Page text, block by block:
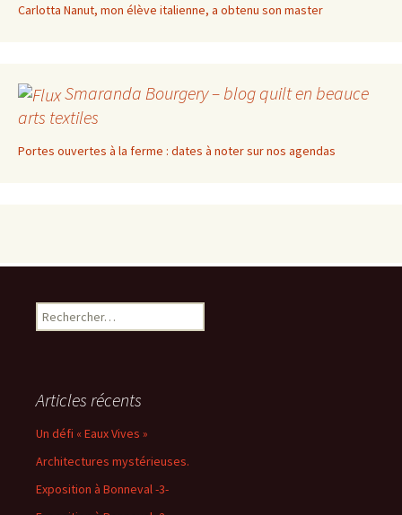
Carlotta Nanut, mon élève italienne, a obtenu son master
Smaranda Bourgery – blog quilt en beauce
arts textiles
Portes ouvertes à la ferme : dates à noter sur nos agendas
Rechercher :
Articles récents
Un défi « Eaux Vives »
Architectures mystérieuses.
Exposition à Bonneval -3-